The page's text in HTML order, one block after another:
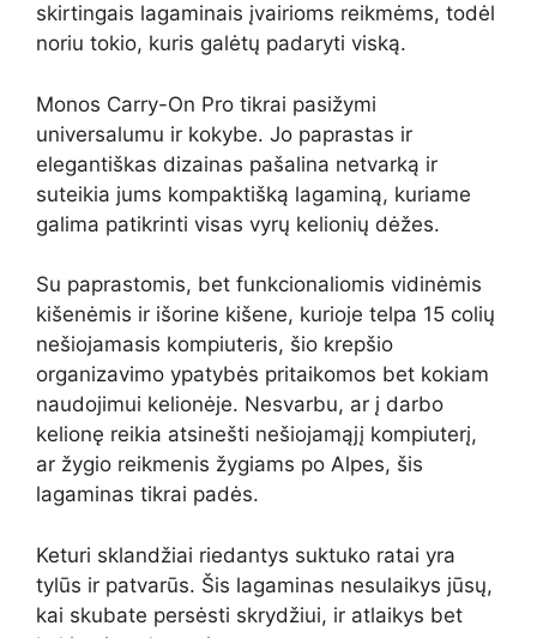
skirtingais lagaminais įvairioms reikmėms, todėl
noriu tokio, kuris galėtų padaryti viską.
Monos Carry-On Pro tikrai pasižymi
universalumu ir kokybe. Jo paprastas ir
elegantiškas dizainas pašalina netvarką ir
suteikia jums kompaktišką lagaminą, kuriame
galima patikrinti visas vyrų kelionių dėžes.
Su paprastomis, bet funkcionaliomis vidinėmis
kišenėmis ir išorine kišene, kurioje telpa 15 colių
nešiojamasis kompiuteris, šio krepšio
organizavimo ypatybės pritaikomos bet kokiam
naudojimui kelionėje. Nesvarbu, ar į darbo
kelionę reikia atsinešti nešiojamąjį kompiuterį,
ar žygio reikmenis žygiams po Alpes, šis
lagaminas tikrai padės.
Keturi sklandžiai riedantys suktuko ratai yra
tylūs ir patvarūs. Šis lagaminas nesulaikys jūsų,
kai skubate persėsti skrydžiui, ir atlaikys bet